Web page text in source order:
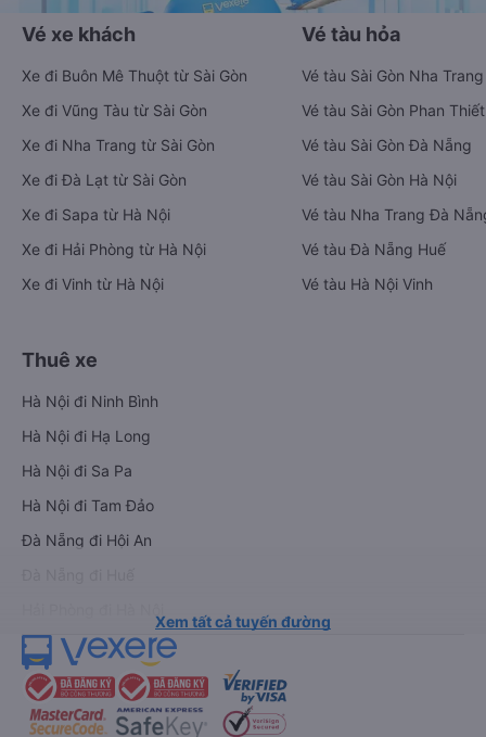
Vé xe khách
Xe đi Buôn Mê Thuột từ Sài Gòn
Xe đi Vũng Tàu từ Sài Gòn
Xe đi Nha Trang từ Sài Gòn
Xe đi Đà Lạt từ Sài Gòn
Xe đi Sapa từ Hà Nội
Xe đi Hải Phòng từ Hà Nội
Xe đi Vinh từ Hà Nội
Vé tàu hỏa
Vé tàu Sài Gòn Nha Trang
Vé tàu Sài Gòn Phan Thiết
Vé tàu Sài Gòn Đà Nẵng
Vé tàu Sài Gòn Hà Nội
Vé tàu Nha Trang Đà
Vé tàu Đà Nẵng Huế
Vé tàu Hà Nội Vinh
Thuê xe
Hà Nội đi Ninh Bình
Hà Nội đi Hạ Long
Hà Nội đi Sa Pa
Hà Nội đi Tam Đảo
Đà Nẵng đi Hội An
Xem tất cả tuyến đường